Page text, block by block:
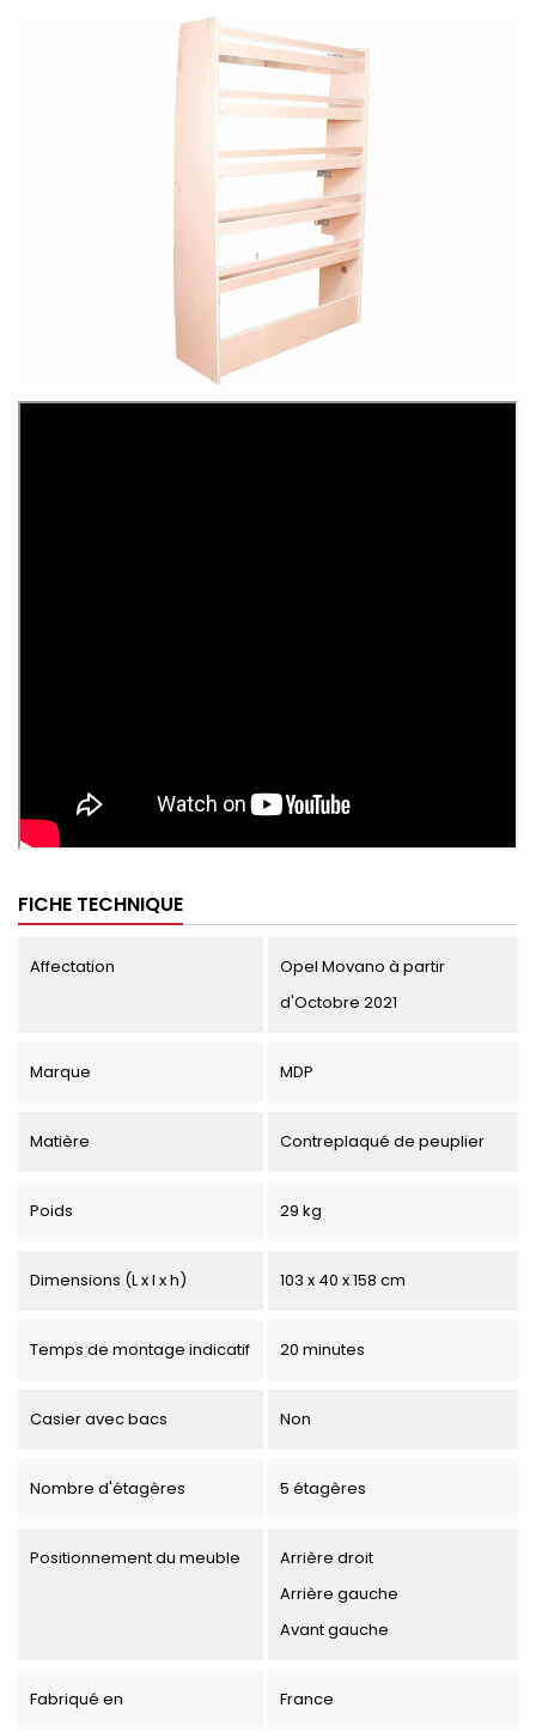
FICHE TECHNIQUE
Affectation
Opel Movano à partir
d'Octobre 2021
Marque MDP
Matière Contreplaqué de peuplier
Poids 29 kg
Dimensions (L x l x h) 103 x 40 x 158 cm
Temps de montage indicatif 20 minutes
Casier avec bacs Non
Nombre d'étagères 5 étagères
Positionnement du meuble
Arrière droit
Arrière gauche
Avant gauche
Fabriqué en France